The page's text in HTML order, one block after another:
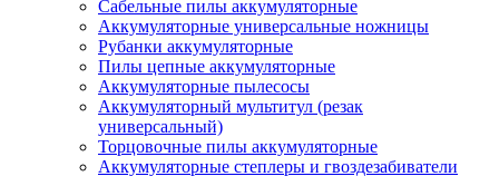
Сабельные пилы аккумуляторные
Аккумуляторные универсальные ножницы
Рубанки аккумуляторные
Пилы цепные аккумуляторные
Аккумуляторные пылесосы
Аккумуляторный мультитул (резак
универсальный)
Торцовочные пилы аккумуляторные
Аккумуляторные степлеры и гвоздезабиватели